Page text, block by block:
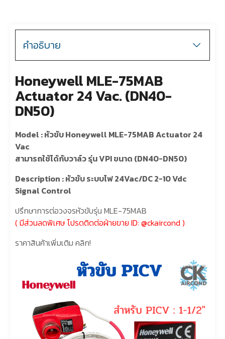
คำอธิบาย
Honeywell MLE-75MAB
Actuator 24 Vac. (DN40-
DN50)
Model : หัวขับ Honeywell MLE-75MAB Actuator 24
Vac
สามารถใช้ได้กับวาล์ว รุ่น VPI ขนาด (DN40-DN50)
Description : หัวขับ ระบบไฟ 24Vac/DC 2-10 Vdc
Signal Control
ปรึกษาการต่อวงจรหัวขับรุ่น MLE-75MAB
( มีส่วนลดพิเศษ โปรดติดต่อฝ่ายขาย ID: @ckaircond )
ราคาสินค้าเพิ่มเติม คลิก!